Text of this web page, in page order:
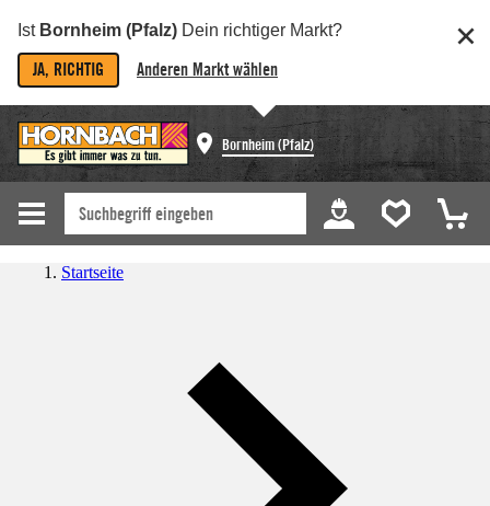
Ist Bornheim (Pfalz) Dein richtiger Markt?
JA, RICHTIG Anderen Markt wählen
Bornheim (Pfalz)
Startseite